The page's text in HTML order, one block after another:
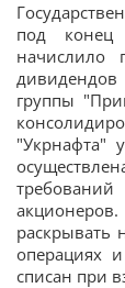
под конец
группы
"Укрнафта"
раскрывать
операциях
списан при